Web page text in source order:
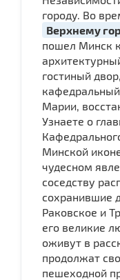
городу. Во
Верхнему
пошел Минск
гостиный
Марии,
Узнаете о
Минской
чудесном
соседству
сохранившие
Раковское и
его великие
оживут в
продолжат
пешеходной